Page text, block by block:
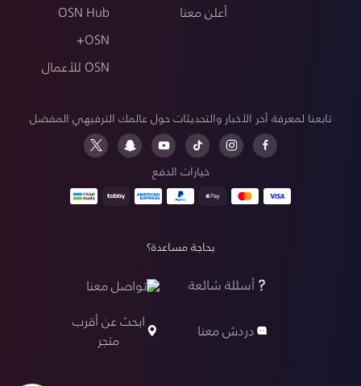
أعلن معنا
OSN Hub
OSN+
OSN للأعمال
تابعنا لمعرفة آخر الأخبار والتحديثات حول عالمك الترفيهي المفضل
خيارات الدفع
بحاجة مساعدة؟
أسئلة شائعة
تواصل معنا
دردش معنا
ابحث عن أقرب
متجر